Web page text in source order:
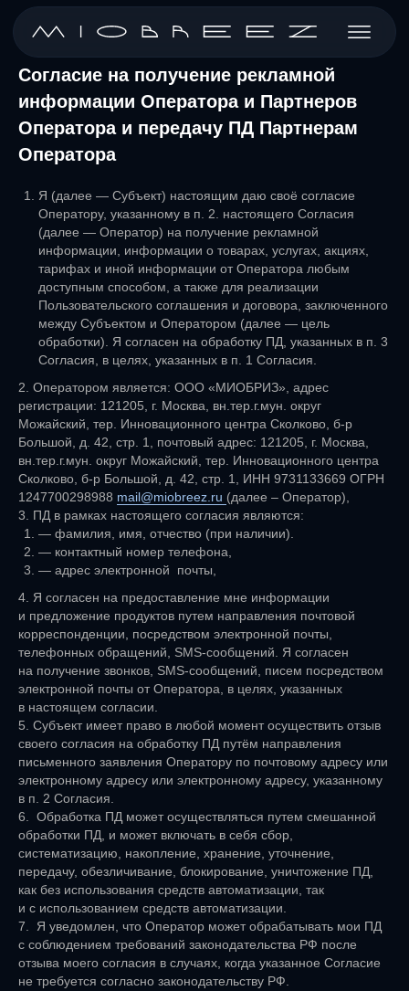
Согласие на получение рекламной
информации Оператора и Партнеров
Оператора и передачу ПД Партнерам
Оператора
Я (далее — Субъект) настоящим даю своё согласие
Оператору, указанному в п. 2. настоящего Согласия
(далее — Оператор) на получение рекламной
информации, информации о товарах, услугах, акциях,
тарифах и иной информации от Оператора любым
доступным способом, а также для реализации
Пользовательского соглашения и договора, заключенного
между Субъектом и Оператором (далее — цель
обработки). Я согласен на обработку ПД, указанных в п. 3
Согласия, в целях, указанных в п. 1 Согласия.
2. Оператором является: ООО «МИОБРИЗ», адрес
регистрации: 121205, г. Москва, вн.тер.г.мун. округ
Можайский, тер. Инновационного центра Сколково, б-р
Большой, д. 42, стр. 1, почтовый адрес: 121205, г. Москва,
вн.тер.г.мун. округ Можайский, тер. Инновационного центра
Сколково, б-р Большой, д. 42, стр. 1, ИНН 9731133669 ОГРН
1247700298988 mail@miobreez.ru (далее – Оператор),
3. ПД в рамках настоящего согласия являются:
— фамилия, имя, отчество (при наличии).
— контактный номер телефона,
— адрес электронной почты,
4. Я согласен на предоставление мне информации
и предложение продуктов путем направления почтовой
корреспонденции, посредством электронной почты,
телефонных обращений, SMS-сообщений. Я согласен
на получение звонков, SMS-сообщений, писем посредством
электронной почты от Оператора, в целях, указанных
в настоящем согласии.
5. Субъект имеет право в любой момент осуществить отзыв
своего согласия на обработку ПД путём направления
письменного заявления Оператору по почтовому адресу или
электронному адресу или электронному адресу, указанному
в п. 2 Согласия.
6. Обработка ПД может осуществляться путем смешанной
обработки ПД, и может включать в себя сбор,
систематизацию, накопление, хранение, уточнение,
передачу, обезличивание, блокирование, уничтожение ПД,
как без использования средств автоматизации, так
и с использованием средств автоматизации.
7. Я уведомлен, что Оператор может обрабатывать мои ПД
с соблюдением требований законодательства РФ после
отзыва моего согласия в случаях, когда указанное Согласие
не требуется согласно законодательству РФ.
Главная
О нас
Решения для НИОКР
Решения для EMS-тренеров